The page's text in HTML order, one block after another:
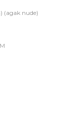
(agak nude)